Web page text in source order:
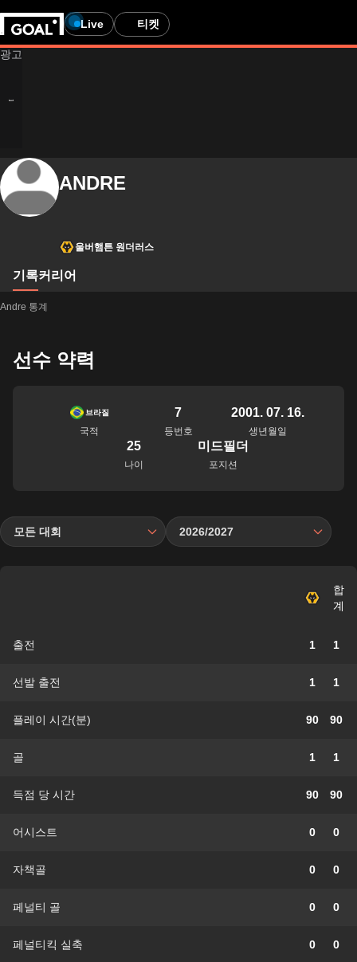
Live 티켓
ANDRE
울버햄튼 원더러스
기록커리어
Andre 통계
선수 약력
브라질
국적
7
등번호
2001. 07. 16.
생년월일
25
나이
미드필더
포지션
모든 대회 2026/2027
합
계
출전 1 1
선발 출전 1 1
플레이 시간(분) 90 90
골 1 1
득점 당 시간 90 90
어시스트 0 0
자책골 0 0
페널티 골 0 0
페널티킥 실축 0 0